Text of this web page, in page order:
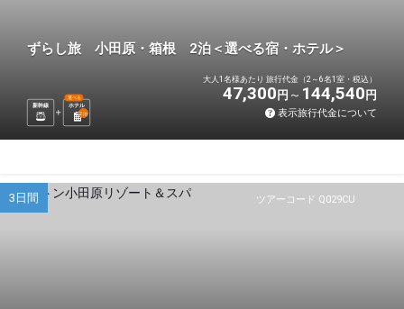
ずらし旅 小田原・箱根 2泊＜選べる宿・ホテル＞
新幹線 ホテル
選べる
2泊
大人1名様あたり 旅行代金（2～6名1室・税込）
47,300 円 144,540 円
表示旅行代金について
ツアーコード Q029CU
3日間